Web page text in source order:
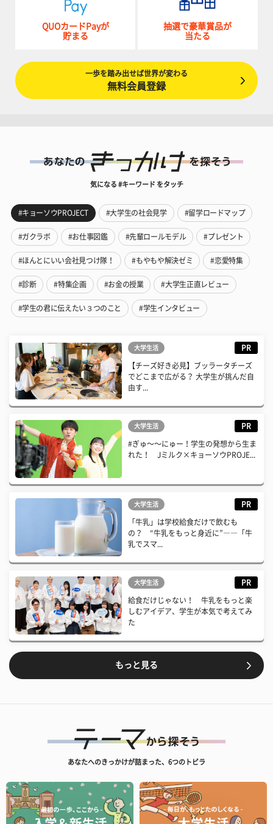
QUOカードPayが
貯まる
抽選で豪華賞品が
当たる
一歩を踏み出せば世界が変わる
無料会員登録
気になる #キーワード をタッチ
#キョーソウPROJECT #大学生の社会見学 #留学ロードマップ
#ガクラボ #お仕事図鑑 #先輩ロールモデル #プレゼント
#ほんとにいい会社見つけ隊！ #もやもや解決ゼミ #恋愛特集
#診断 #特集企画 #お金の授業 #大学生正直レビュー
#学生の君に伝えたい３つのこと #学生インタビュー
大学生活 PR
【チーズ好き必見】ブッラータチーズ
でどこまで広がる？ 大学生が挑んだ自
由す...
大学生活 PR
#ぎゅ〜〜にゅー！学生の発想から生ま
れた！ Jミルク×キョーソウPROJE...
大学生活 PR
「牛乳」は学校給食だけで飲むも
の？ “牛乳をもっと身近に”――「牛
乳でスマ...
大学生活 PR
給食だけじゃない！ 牛乳をもっと楽
しむアイデア、学生が本気で考えてみ
た
もっと見る
あなたへのきっかけが詰まった、6つのトビラ